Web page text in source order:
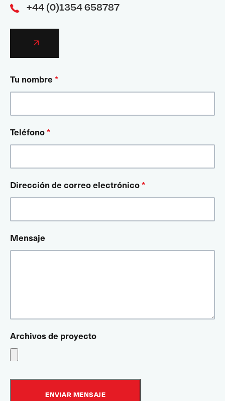
+44 (0)1354 658787
Tu nombre*
Teléfono*
Dirección de correo electrónico*
Mensaje
Archivos de proyecto